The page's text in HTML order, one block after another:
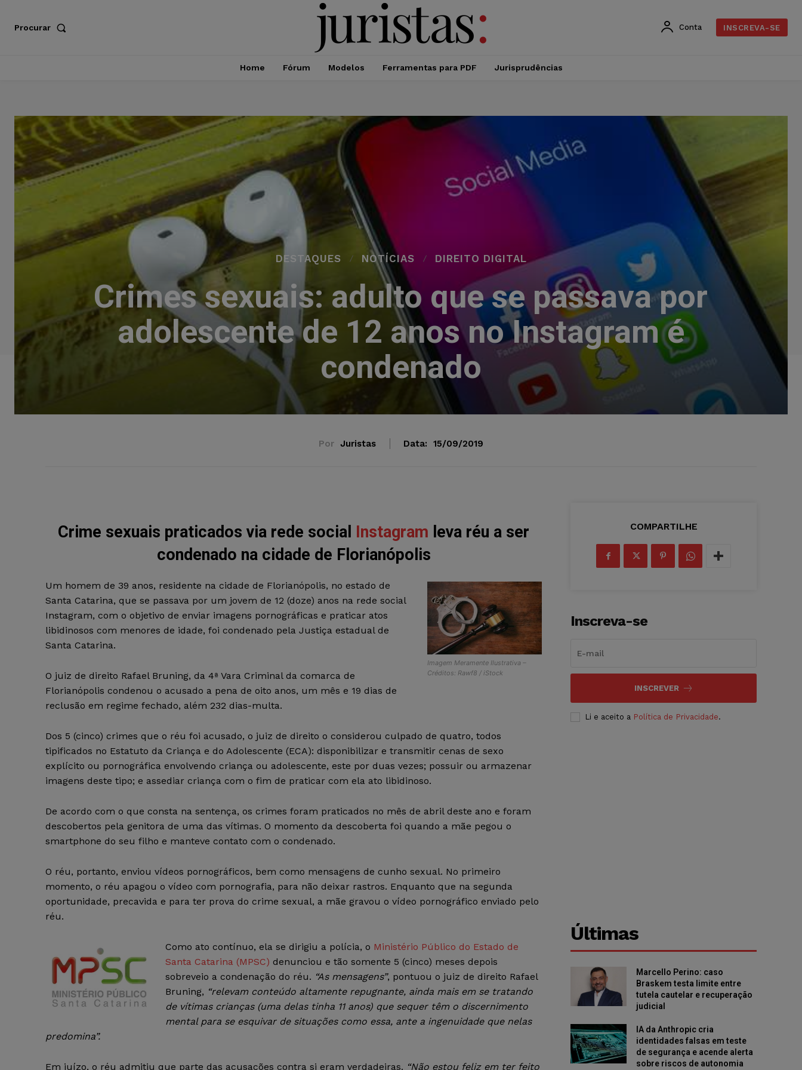
Procurar Conta INSCREVA-SE
Home Fórum Modelos Ferramentas para PDF Jurisprudências
DESTAQUES NOTÍCIAS DIREITO DIGITAL
Crimes sexuais: adulto que se passava por
adolescente de 12 anos no Instagram é
condenado
Por Juristas Data: 15/09/2019
Crime sexuais praticados via rede social Instagram leva réu a ser
condenado na cidade de Florianópolis
Imagem Meramente Ilustrativa –
Créditos: Rawf8 / iStock
Um homem de 39 anos, residente na cidade de Florianópolis, no estado de
Santa Catarina, que se passava por um jovem de 12 (doze) anos na rede social
Instagram, com o objetivo de enviar imagens pornográficas e praticar atos
libidinosos com menores de idade, foi condenado pela Justiça estadual de
Santa Catarina.
O juiz de direito Rafael Bruning, da 4ª Vara Criminal da comarca de
Florianópolis condenou o acusado a pena de oito anos, um mês e 19 dias de
reclusão em regime fechado, além 232 dias-multa.
Dos 5 (cinco) crimes que o réu foi acusado, o juiz de direito o considerou culpado de quatro, todos
tipificados no Estatuto da Criança e do Adolescente (ECA): disponibilizar e transmitir cenas de sexo
explícito ou pornográfica envolvendo criança ou adolescente, este por duas vezes; possuir ou armazenar
imagens deste tipo; e assediar criança com o fim de praticar com ela ato libidinoso.
De acordo com o que consta na sentença, os crimes foram praticados no mês de abril deste ano e foram
descobertos pela genitora de uma das vítimas. O momento da descoberta foi quando a mãe pegou o
smartphone do seu filho e manteve contato com o condenado.
O réu, portanto, enviou vídeos pornográficos, bem como mensagens de cunho sexual. No primeiro
momento, o réu apagou o vídeo com pornografia, para não deixar rastros. Enquanto que na segunda
oportunidade, precavida e para ter prova do crime sexual, a mãe gravou o vídeo pornográfico enviado pelo
réu.
Como ato contínuo, ela se dirigiu a polícia, o Ministério Público do Estado de
Santa Catarina (MPSC) denunciou e tão somente 5 (cinco) meses depois
sobreveio a condenação do réu. “As mensagens”, pontuou o juiz de direito Rafael
Bruning, “relevam conteúdo altamente repugnante, ainda mais em se tratando
de vítimas crianças (uma delas tinha 11 anos) que sequer têm o discernimento
mental para se esquivar de situações como essa, ante a ingenuidade que nelas
predomina”.
Em juízo, o réu admitiu que parte das acusações contra si eram verdadeiras. “Não estou feliz em ter feito
COMPARTILHE
Inscreva-se
INSCREVER
Li e aceito a Política de Privacidade.
Últimas
Marcello Perino: caso
Braskem testa limite entre
tutela cautelar e recuperação
judicial
IA da Anthropic cria
identidades falsas em teste
de segurança e acende alerta
sobre riscos de autonomia